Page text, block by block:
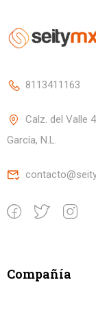
8113411163
Calz. del Valle
García, N.L.
Compañía